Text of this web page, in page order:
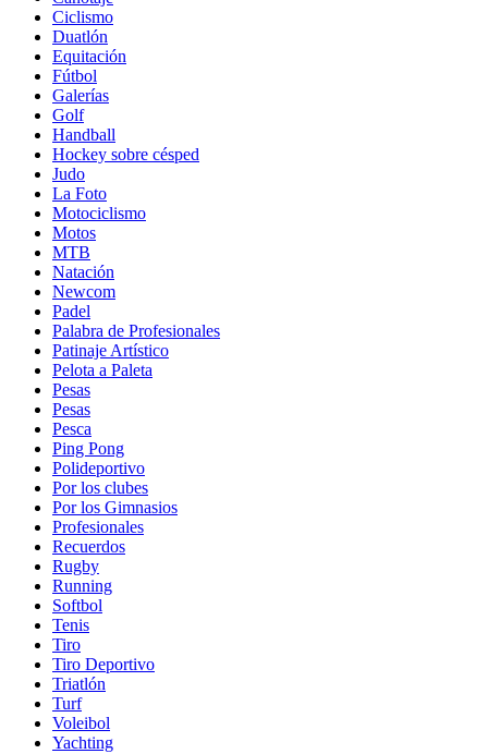
Ciclismo
Duatlón
Equitación
Fútbol
Galerías
Golf
Handball
Hockey sobre césped
Judo
La Foto
Motociclismo
Motos
MTB
Natación
Newcom
Padel
Palabra de Profesionales
Patinaje Artístico
Pelota a Paleta
Pesas
Pesas
Pesca
Ping Pong
Polideportivo
Por los clubes
Por los Gimnasios
Profesionales
Recuerdos
Rugby
Running
Softbol
Tenis
Tiro
Tiro Deportivo
Triatlón
Turf
Voleibol
Yachting